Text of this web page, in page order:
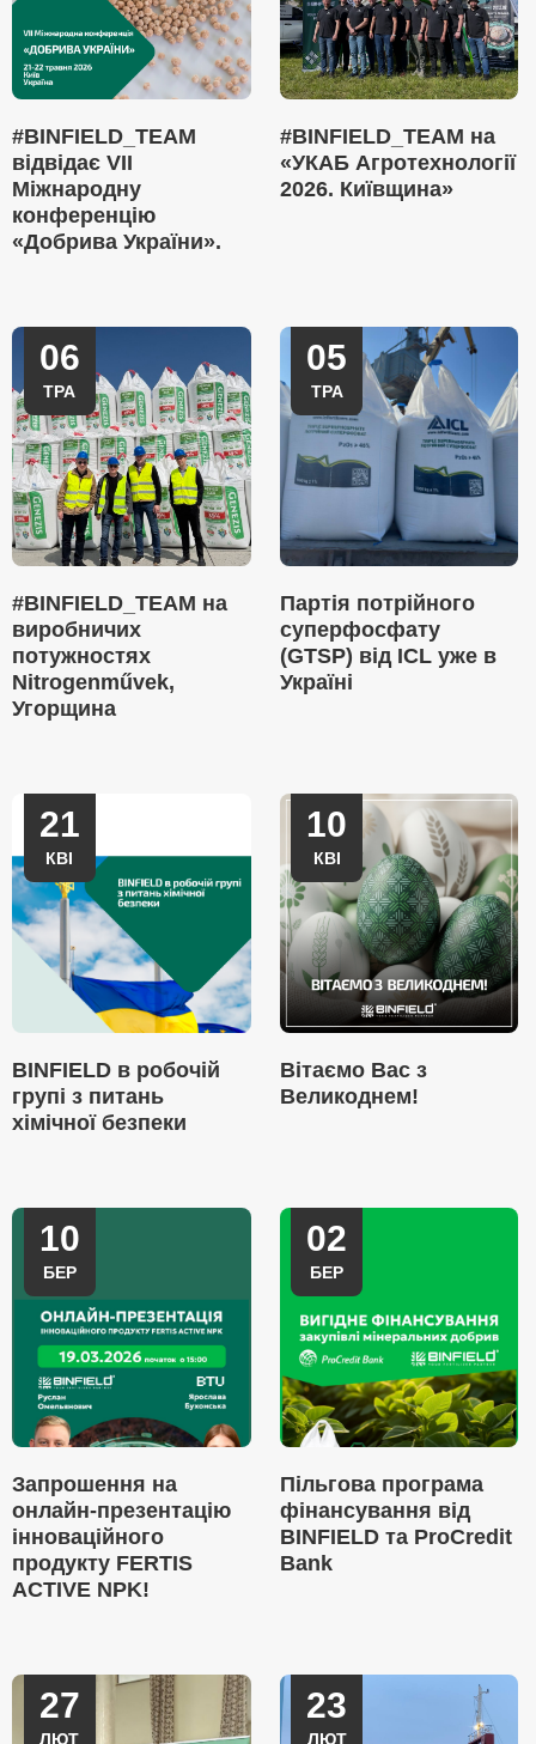
#BINFIELD_TEAM
відвідає VII
Міжнародну
конференцію
«Добрива України».
#BINFIELD_TEAM на
«УКАБ Агротехнології
2026. Київщина»
06
ТРА
#BINFIELD_TEAM на
виробничих
потужностях
Nitrogenművek,
Угорщина
05
ТРА
Партія потрійного
суперфосфату
(GTSP) від ICL уже в
Україні
21
КВІ
BINFIELD в робочій
групі з питань
хімічної безпеки
10
КВІ
Вітаємо Вас з
Великоднем!
10
БЕР
Запрошення на
онлайн-презентацію
інноваційного
продукту FERTIS
ACTIVE NPK!
02
БЕР
Пільгова програма
фінансування від
BINFIELD та ProCredit
Bank
27
ЛЮТ
23
ЛЮТ